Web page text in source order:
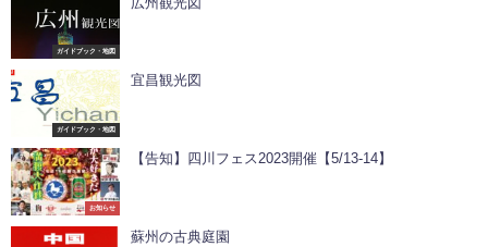
ガイドブック・地図
ガイドブック・地図
宜昌観光図
お知らせ
【告知】四川フェス2023開催【5/13-14】
蘇州の古典庭園